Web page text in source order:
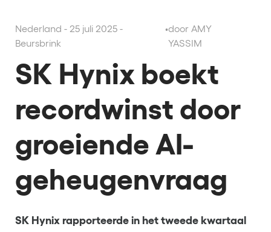
Nederland - 25 juli 2025 -
Beursbrink
•door AMY
YASSIM
SK Hynix boekt
recordwinst door
groeiende AI-
geheugenvraag
SK Hynix rapporteerde in het tweede kwartaal